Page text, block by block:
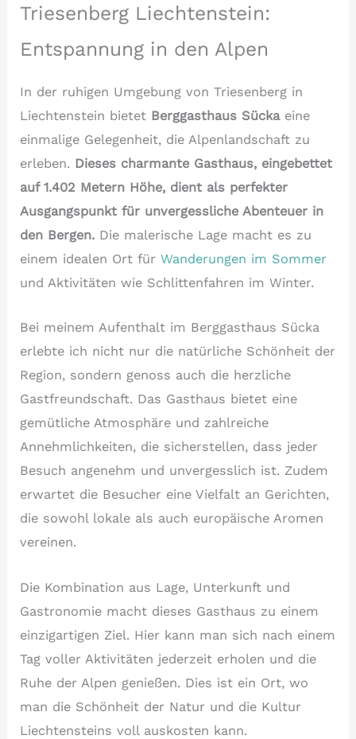
Triesenberg Liechtenstein:
Entspannung in den Alpen
In der ruhigen Umgebung von Triesenberg in
Liechtenstein bietet Berggasthaus Sückaeine
einmalige Gelegenheit, die Alpenlandschaft zu
erleben. Dieses charmante Gasthaus, eingebettet
auf 1.402 Metern Höhe, dient als perfekter
Ausgangspunkt für unvergessliche Abenteuer in
den Bergen. Die malerische Lage macht es zu
einem idealen Ort fürWanderungen im Sommer
und Aktivitäten wie Schlittenfahren im Winter.
Bei meinem Aufenthalt im Berggasthaus Sücka
erlebte ich nicht nur die natürliche Schönheit der
Region, sondern genoss auch die herzliche
Gastfreundschaft. Das Gasthaus bietet eine
gemütliche Atmosphäre und zahlreiche
Annehmlichkeiten, die sicherstellen, dass jeder
Besuch angenehm und unvergesslich ist. Zudem
erwartet die Besucher eine Vielfalt an Gerichten,
die sowohl lokale als auch europäische Aromen
vereinen.
Die Kombination aus Lage, Unterkunft und
Gastronomie macht dieses Gasthaus zu einem
einzigartigen Ziel. Hier kann man sich nach einem
Tag voller Aktivitäten jederzeit erholen und die
Ruhe der Alpen genießen. Dies ist ein Ort, wo
man die Schönheit der Natur und die Kultur
Liechtensteins voll auskosten kann.